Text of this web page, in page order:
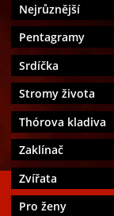
Nejrůznější
Pentagramy
Srdíčka
Stromy života
Thórova kladiva
Zaklínač
Zvířata
Pro ženy